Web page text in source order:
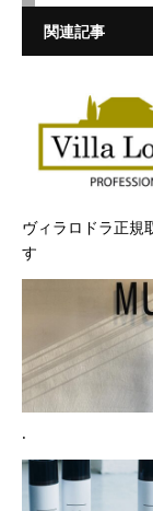
関連記事
ヴィラロドラ正規
す
.